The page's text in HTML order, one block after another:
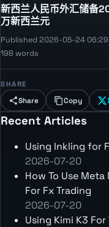
新西兰人民币外汇储备
万新西兰元
Published 2026-05-24 06:29
198 words
SHARE
Share Copy
Recent Articles
Using Inkling for
2026-07-20
How To Use
For Fx Trading
2026-07-20
Using Kimi K3